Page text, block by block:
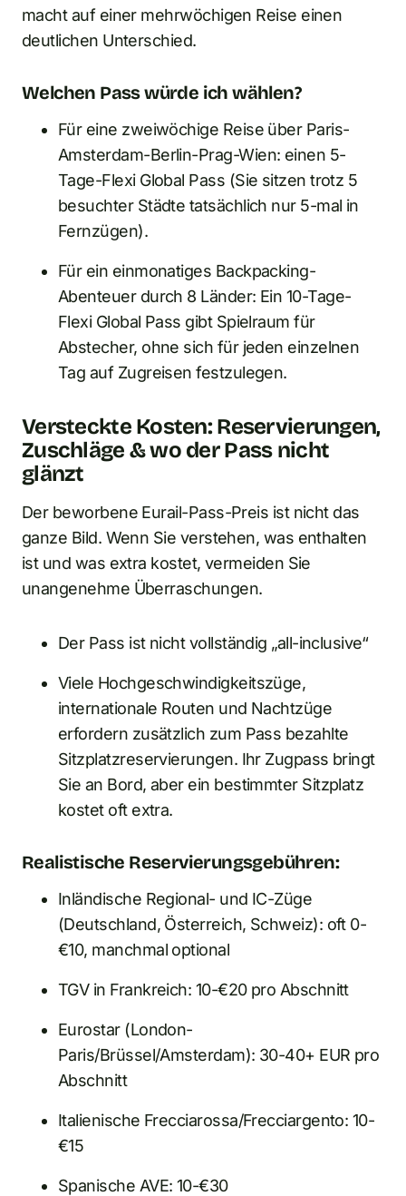
macht auf einer mehrwöchigen Reise einen
deutlichen Unterschied.
Welchen Pass würde ich wählen?
Für eine zweiwöchige Reise über Paris-
Amsterdam-Berlin-Prag-Wien: einen 5-
Tage-Flexi Global Pass (Sie sitzen trotz 5
besuchter Städte tatsächlich nur 5-mal in
Fernzügen).
Für ein einmonatiges Backpacking-
Abenteuer durch 8 Länder: Ein 10-Tage-
Flexi Global Pass gibt Spielraum für
Abstecher, ohne sich für jeden einzelnen
Tag auf Zugreisen festzulegen.
Versteckte Kosten: Reservierungen,
Zuschläge & wo der Pass nicht
glänzt
Der beworbene Eurail-Pass-Preis ist nicht das
ganze Bild. Wenn Sie verstehen, was enthalten
ist und was extra kostet, vermeiden Sie
unangenehme Überraschungen.
Der Pass ist nicht vollständig „all-inclusive“
Viele Hochgeschwindigkeitszüge,
internationale Routen und Nachtzüge
erfordern zusätzlich zum Pass bezahlte
Sitzplatzreservierungen. Ihr Zugpass bringt
Sie an Bord, aber ein bestimmter Sitzplatz
kostet oft extra.
Realistische Reservierungsgebühren:
Inländische Regional- und IC-Züge
(Deutschland, Österreich, Schweiz): oft 0-
€10, manchmal optional
TGV in Frankreich: 10-€20 pro Abschnitt
Eurostar (London-
Paris/Brüssel/Amsterdam): 30-40+ EUR pro
Abschnitt
Italienische Frecciarossa/Frecciargento: 10-
€15
Spanische AVE: 10-€30